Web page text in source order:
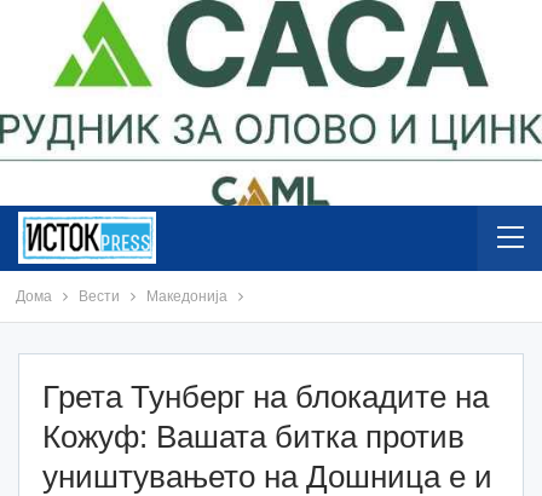
Дома Вести Македонија
Грета Тунберг на блокадите на
Кожуф: Вашата битка против
уништувањето на Дошница е и